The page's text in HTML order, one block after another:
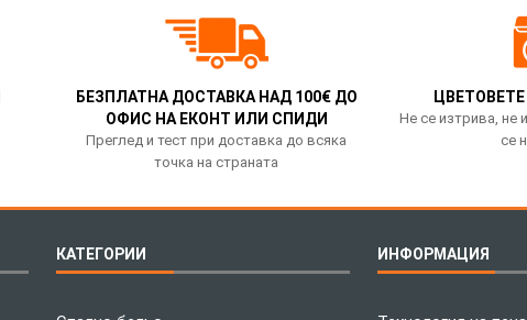
БЕЗПЛАТНА ДОСТАВКА НАД 100€ ДО
ОФИС НА ЕКОНТ ИЛИ СПИДИ
Преглед и тест при доставка до всяка
точка на страната
Не се изтрива, не
се
КАТЕГОРИИ ИНФОРМАЦИЯ